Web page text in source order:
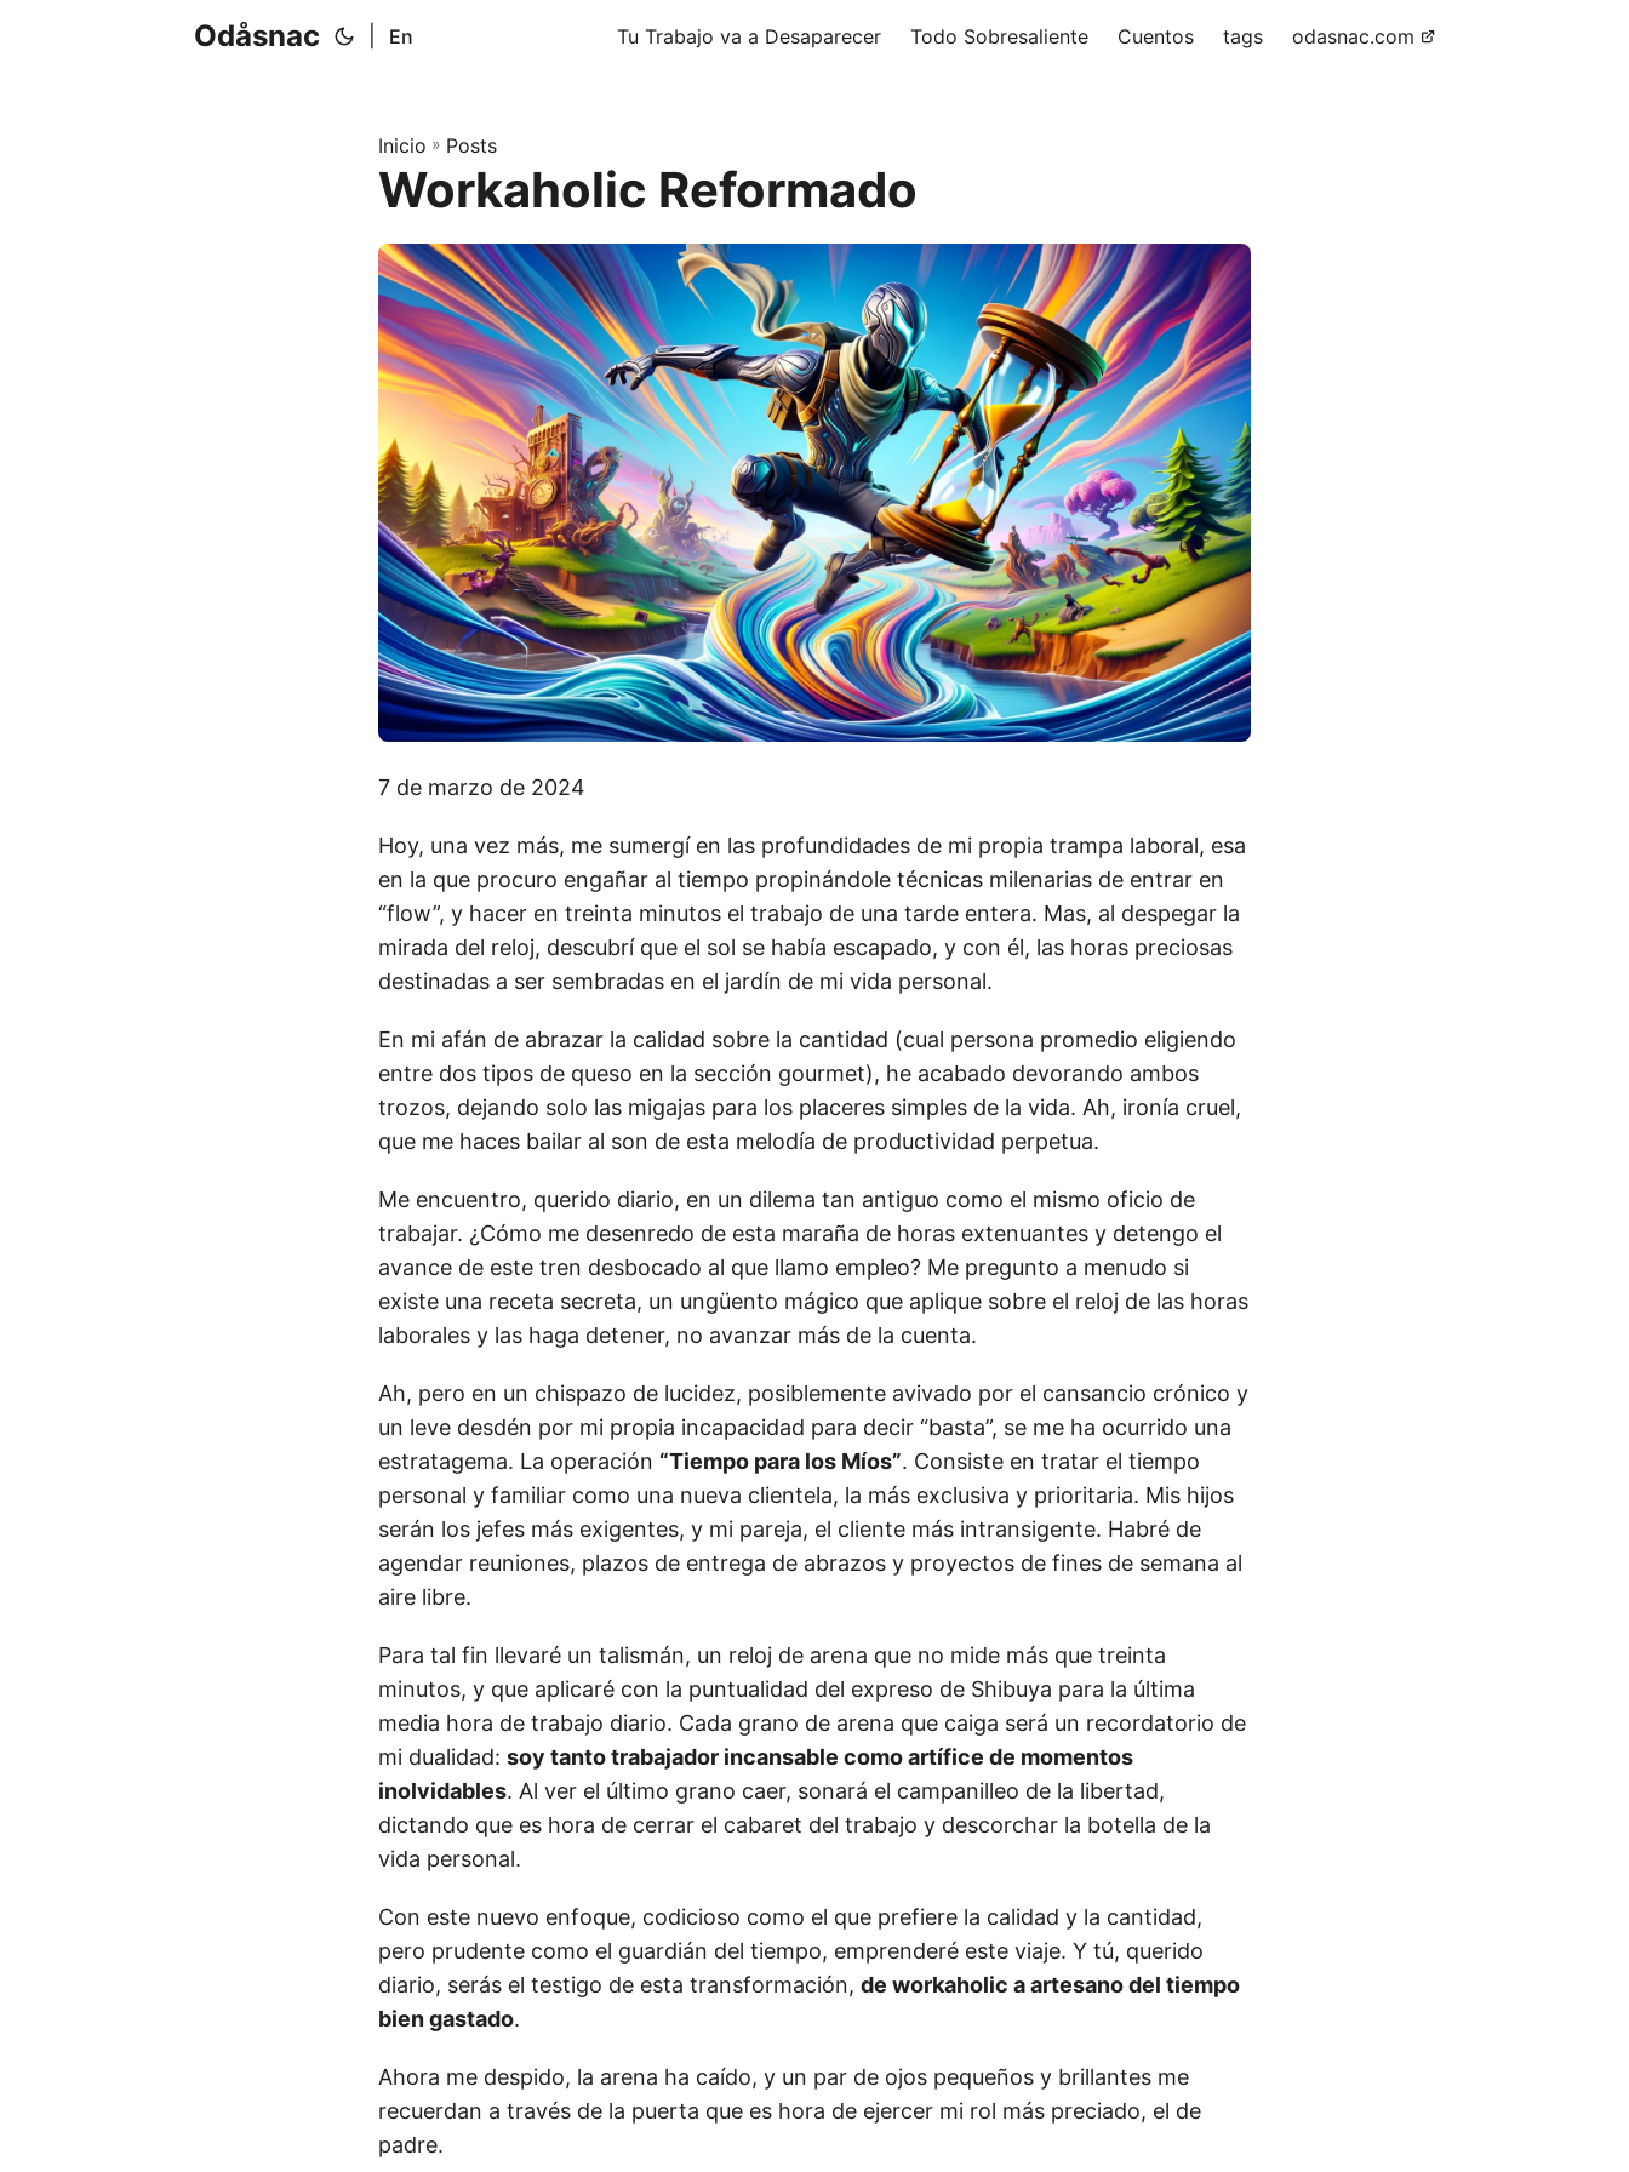
Odåsnac En Tu Trabajo va a Desaparecer Todo Sobresaliente Cuentos tags odasnac.com
Inicio » Posts
Workaholic Reformado
7 de marzo de 2024
Hoy, una vez más, me sumergí en las profundidades de mi propia trampa laboral, esa
en la que procuro engañar al tiempo propinándole técnicas milenarias de entrar en
“flow”, y hacer en treinta minutos el trabajo de una tarde entera. Mas, al despegar la
mirada del reloj, descubrí que el sol se había escapado, y con él, las horas preciosas
destinadas a ser sembradas en el jardín de mi vida personal.
En mi afán de abrazar la calidad sobre la cantidad (cual persona promedio eligiendo
entre dos tipos de queso en la sección gourmet), he acabado devorando ambos
trozos, dejando solo las migajas para los placeres simples de la vida. Ah, ironía cruel,
que me haces bailar al son de esta melodía de productividad perpetua.
Me encuentro, querido diario, en un dilema tan antiguo como el mismo oficio de
trabajar. ¿Cómo me desenredo de esta maraña de horas extenuantes y detengo el
avance de este tren desbocado al que llamo empleo? Me pregunto a menudo si
existe una receta secreta, un ungüento mágico que aplique sobre el reloj de las horas
laborales y las haga detener, no avanzar más de la cuenta.
Ah, pero en un chispazo de lucidez, posiblemente avivado por el cansancio crónico y
un leve desdén por mi propia incapacidad para decir “basta”, se me ha ocurrido una
estratagema. La operación “Tiempo para los Míos”. Consiste en tratar el tiempo
personal y familiar como una nueva clientela, la más exclusiva y prioritaria. Mis hijos
serán los jefes más exigentes, y mi pareja, el cliente más intransigente. Habré de
agendar reuniones, plazos de entrega de abrazos y proyectos de fines de semana al
aire libre.
Para tal fin llevaré un talismán, un reloj de arena que no mide más que treinta
minutos, y que aplicaré con la puntualidad del expreso de Shibuya para la última
media hora de trabajo diario. Cada grano de arena que caiga será un recordatorio de
mi dualidad: soy tanto trabajador incansable como artífice de momentos
inolvidables. Al ver el último grano caer, sonará el campanilleo de la libertad,
dictando que es hora de cerrar el cabaret del trabajo y descorchar la botella de la
vida personal.
Con este nuevo enfoque, codicioso como el que prefiere la calidad y la cantidad,
pero prudente como el guardián del tiempo, emprenderé este viaje. Y tú, querido
diario, serás el testigo de esta transformación, de workaholic a artesano del tiempo
bien gastado.
Ahora me despido, la arena ha caído, y un par de ojos pequeños y brillantes me
recuerdan a través de la puerta que es hora de ejercer mi rol más preciado, el de
padre.